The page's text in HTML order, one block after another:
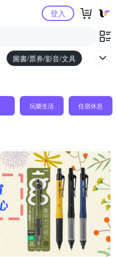
Yahoo購物中心登入
圖書/票券/影音/文具
玩樂生活 住宿休息